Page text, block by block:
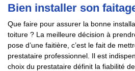
Bien installer son
Que faire pour assurer la bonne
toiture ? La meilleure décision à
pose d’une faitière, c’est le fait de
prestataire professionnel. Il est
choix du prestataire définit la fiabilité